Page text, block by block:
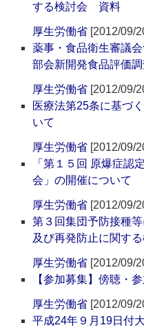
する検討会 資料
厚生労働省 [2012/09/
薬事・食品衛生審議
部会新開発食品評価
厚生労働省 [2012/09/
医療法第25条に基づ
いて
厚生労働省 [2012/09/
「第１５回 原爆症認
会」の開催について
厚生労働省 [2012/09/
第３回集団予防接種
及び再発防止に関す
厚生労働省 [2012/09/
【参加募集】傍聴・
厚生労働省 [2012/09/
平成24年９月19日付